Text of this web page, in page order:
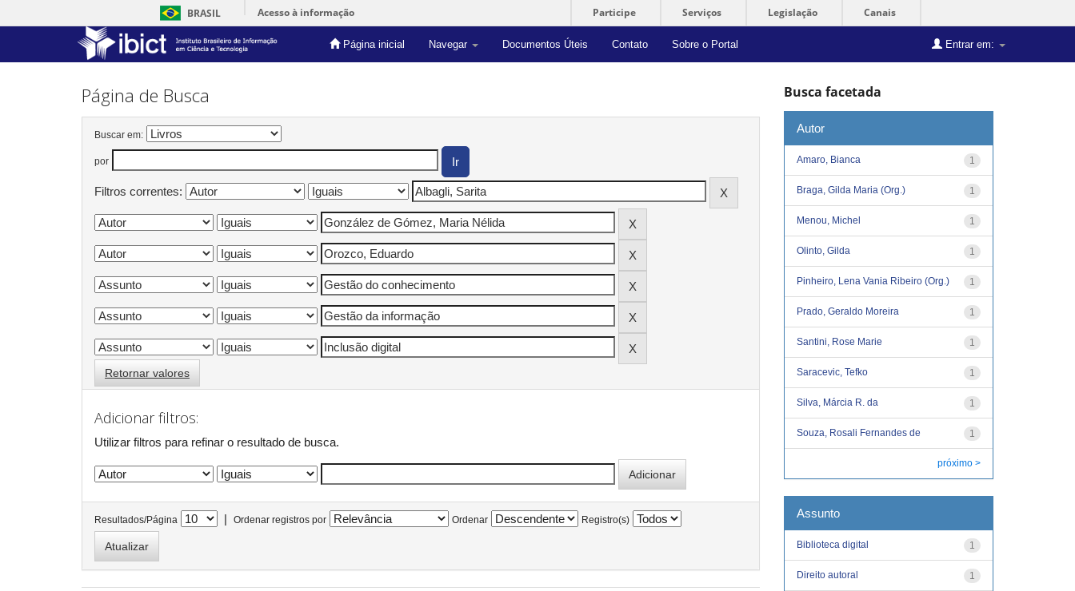
BRASIL Acesso à informação Participe Serviços Legislação Canais
Página inicial Navegar Documentos Úteis Contato Sobre o Portal Entrar em:
Skip
Página de Busca
Buscar em:
por
Filtros correntes:
Retornar valores
Adicionar filtros:
Utilizar filtros para refinar o resultado de busca.
Resultados/Página | Ordenar registros por Ordenar Registro(s)
Busca facetada
Autor
1
Amaro, Bianca
1
Braga, Gilda Maria (Org.)
1
Menou, Michel
1
Olinto, Gilda
1
Pinheiro, Lena Vania Ribeiro (Org.)
1
Prado, Geraldo Moreira
1
Santini, Rose Marie
1
Saracevic, Tefko
1
Silva, Márcia R. da
1
Souza, Rosali Fernandes de
próximo >
Assunto
1
Biblioteca digital
1
Direito autoral